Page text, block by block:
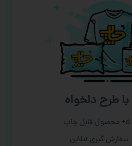
طرح دلخواه
قابل چاپ
سفارش گیری آنلاین